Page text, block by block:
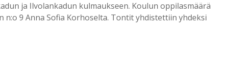
ja Ilvolankadun kulmaukseen. Koulun oppilasmäärä
9 Anna Sofia Korhoselta. Tontit yhdistettiin yhdeksi